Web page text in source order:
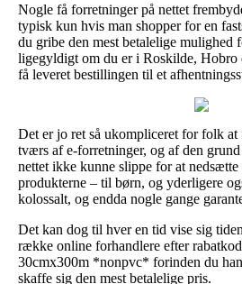
Nogle få forretninger på nettet
typisk kun hvis man shopper for en
du gribe den mest betalelige mulighed
ligegyldigt om du er i Roskilde, Hobro
få leveret bestillingen til et
Det er jo ret så ukompliceret for folk at
tværs af e-forretninger, og af den grund
nettet ikke kunne slippe for at
produkterne – til børn, og yderligere
kolossalt, og endda nogle gange
Det kan dog til hver en tid vise sig
række online forhandlere efter
30cmx300m *nonpvc* forinden du
skaffe sig den mest betalelige pris.